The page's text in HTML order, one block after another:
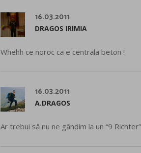
16.03.2011
DRAGOS IRIMIA
Whehh ce noroc ca e centrala beton !
16.03.2011
A.DRAGOS
Ar trebui să nu ne gândim la un “9